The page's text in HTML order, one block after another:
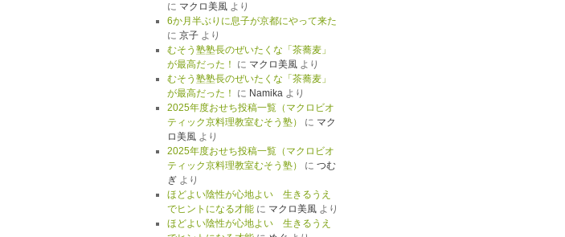
に マクロ美風より
6か月半ぶりに息子が京都にやって来た
に 京子より
むそう塾塾長のぜいたくな「茶蕎麦」
が最高だった！
に マクロ美風より
むそう塾塾長のぜいたくな「茶蕎麦」
が最高だった！
に Namikaより
2025年度おせち投稿一覧（マクロビオ
ティック京料理教室むそう塾）
に マク
ロ美風より
2025年度おせち投稿一覧（マクロビオ
ティック京料理教室むそう塾）
に つむ
ぎより
ほどよい陰性が心地よい 生きるうえ
でヒントになる才能に マクロ美風より
ほどよい陰性が心地よい 生きるうえ